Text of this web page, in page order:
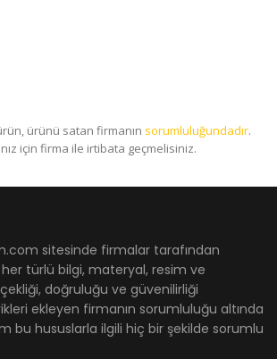
ürünü satan firmanın sorumluluğundadır.
için firma ile irtibata geçmelisiniz.
sitesinde firmalar tarafından
türlü bilgi, materyal, resim ve
doğruluğu ve güvenilirliği
ekleyen firmanın sorumluluğu altında
bu hususlarla ilgili hiç bir şekilde sorumlu